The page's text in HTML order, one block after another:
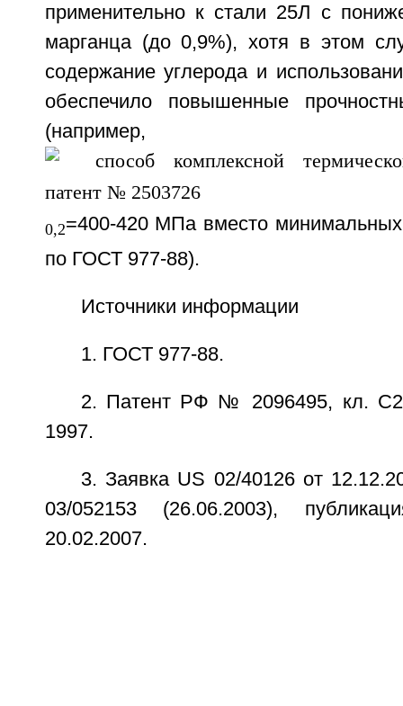
применительно к стали 25Л с
марганца (до 0,9%), хотя в этом
содержание углерода и
обеспечило повышенные
(например,
0,2=400-420 МПа вместо
по ГОСТ 977-88).
Источники информации
1. ГОСТ 977-88.
2. Патент РФ № 2096495, кл.
1997.
3. Заявка US 02/40126 от
03/052153 (26.06.2003),
20.02.2007.